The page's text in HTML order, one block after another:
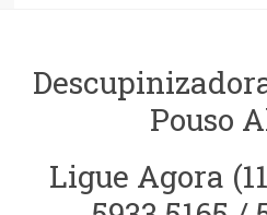
Pouso
Ligue Agora